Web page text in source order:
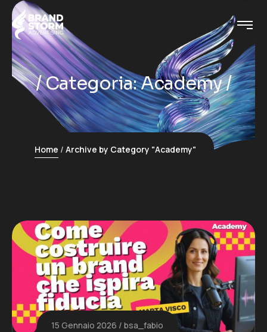
Categoria:Academy
Home Archive by Category "Academy"
15 Gennaio 2026 bsa_fabio